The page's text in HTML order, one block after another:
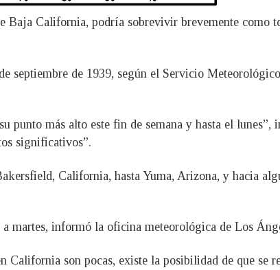
Baja California, podría sobrevivir brevemente como
septiembre de 1939, según el Servicio
punto más alto este fin de semana y hasta el lunes”,
significativos”.
California, hasta Yuma, Arizona, y hacia
martes, informó la oficina meteorológica de Los
son pocas, existe la posibilidad de que se